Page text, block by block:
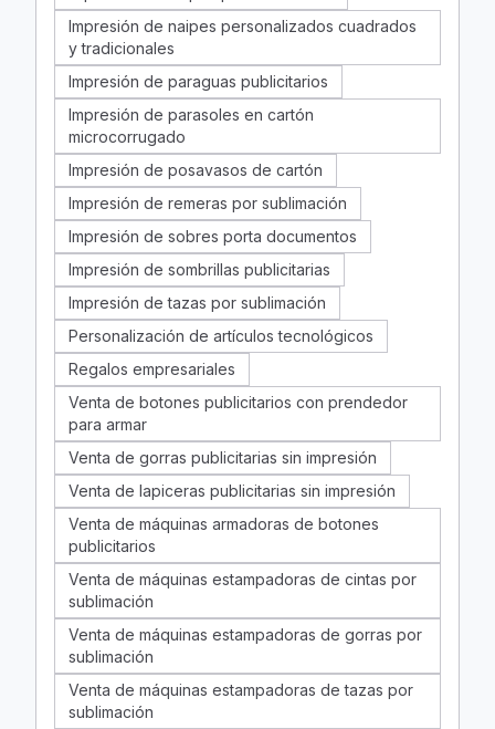
Impresión de naipes personalizados cuadrados
y tradicionales
Impresión de paraguas publicitarios
Impresión de parasoles en cartón
microcorrugado
Impresión de posavasos de cartón
Impresión de remeras por sublimación
Impresión de sobres porta documentos
Impresión de sombrillas publicitarias
Impresión de tazas por sublimación
Personalización de artículos tecnológicos
Regalos empresariales
Venta de botones publicitarios con prendedor
para armar
Venta de gorras publicitarias sin impresión
Venta de lapiceras publicitarias sin impresión
Venta de máquinas armadoras de botones
publicitarios
Venta de máquinas estampadoras de cintas por
sublimación
Venta de máquinas estampadoras de gorras por
sublimación
Venta de máquinas estampadoras de tazas por
sublimación